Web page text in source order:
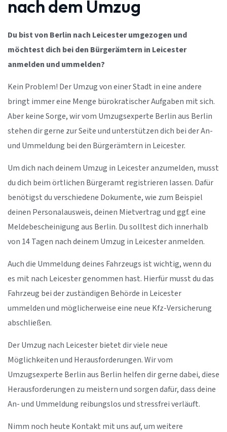
nach dem Umzug
Du bist von Berlin nach Leicester umgezogen und
möchtest dich bei den Bürgerämtern in Leicester
anmelden und ummelden?
Kein Problem! Der Umzug von einer Stadt in eine andere
bringt immer eine Menge bürokratischer Aufgaben mit sich.
Aber keine Sorge, wir vom Umzugsexperte Berlin aus Berlin
stehen dir gerne zur Seite und unterstützen dich bei der An-
und Ummeldung bei den Bürgerämtern in Leicester.
Um dich nach deinem Umzug in Leicester anzumelden, musst
du dich beim örtlichen Bürgeramt registrieren lassen. Dafür
benötigst du verschiedene Dokumente, wie zum Beispiel
deinen Personalausweis, deinen Mietvertrag und ggf. eine
Meldebescheinigung aus Berlin. Du solltest dich innerhalb
von 14 Tagen nach deinem Umzug in Leicester anmelden.
Auch die Ummeldung deines Fahrzeugs ist wichtig, wenn du
es mit nach Leicester genommen hast. Hierfür musst du das
Fahrzeug bei der zuständigen Behörde in Leicester
ummelden und möglicherweise eine neue Kfz-Versicherung
abschließen.
Der Umzug nach Leicester bietet dir viele neue
Möglichkeiten und Herausforderungen. Wir vom
Umzugsexperte Berlin aus Berlin helfen dir gerne dabei, diese
Herausforderungen zu meistern und sorgen dafür, dass deine
An- und Ummeldung reibungslos und stressfrei verläuft.
Nimm noch heute Kontakt mit uns auf, um weitere